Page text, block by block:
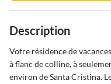
Description
Votre résidence de
à flanc de colline, à
environ de Santa Cristina.